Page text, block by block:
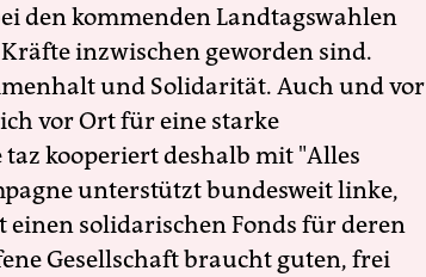
den kommenden Landtagswahlen
inzwischen geworden sind.
und Solidarität. Auch und vor
vor Ort für eine starke
kooperiert deshalb mit "Alles
unterstützt bundesweit linke,
solidarischen Fonds für deren
Gesellschaft braucht guten, frei